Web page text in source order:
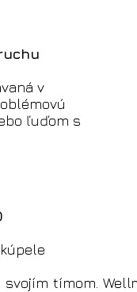
v
ľuďom s
tímom.